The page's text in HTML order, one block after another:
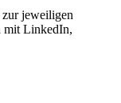
jeweiligen
mit LinkedIn,